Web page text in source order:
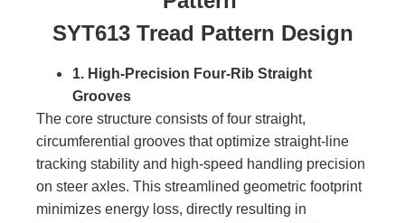
SYT613 Tread Pattern Design
1. High-Precision Four-Rib Straight
Grooves
The core structure consists of four straight,
circumferential grooves that optimize straight-line
tracking stability and high-speed handling precision
on steer axles. This streamlined geometric footprint
minimizes energy loss, directly resulting in